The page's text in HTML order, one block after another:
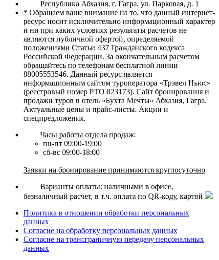
Республика Абхазия, г. Гагра, ул. Парковая, д. 1
* Обращаем ваше внимание на то, что данный интернет-
ресурс носит исключительно информационный характер
и ни при каких условиях результаты расчетов не
являются публичной офертой, определяемой
положениями Статьи 437 Гражданского кодекса
Российской Федерации. За окончательным расчетом
обращайтесь по телефонам бесплатной линии
88005553546. Данный ресурс является
информационным сайтом туроператора «Трэвел Ньюс»
(реестровый номер РТО 023173). Сайт бронирования и
продажи туров в отель «Бухта Мечты» Абхазия, Гагра.
Актуальные цены и прайс-листы. Акции и
спецпредложения.
Часы работы отдела продаж:
пн-пт 09:00-19:00
сб-вс 09:00-18:00
Заявки на бронирование принимаются круглосуточно
Варианты оплаты: наличными в офисе,
безналичный расчет, в т.ч. оплата по QR-коду, картой
Политика в отношении обработки персональных
данных
Согласие на обработку персональных данных
Согласие на трансграничную передачу персональных
данных